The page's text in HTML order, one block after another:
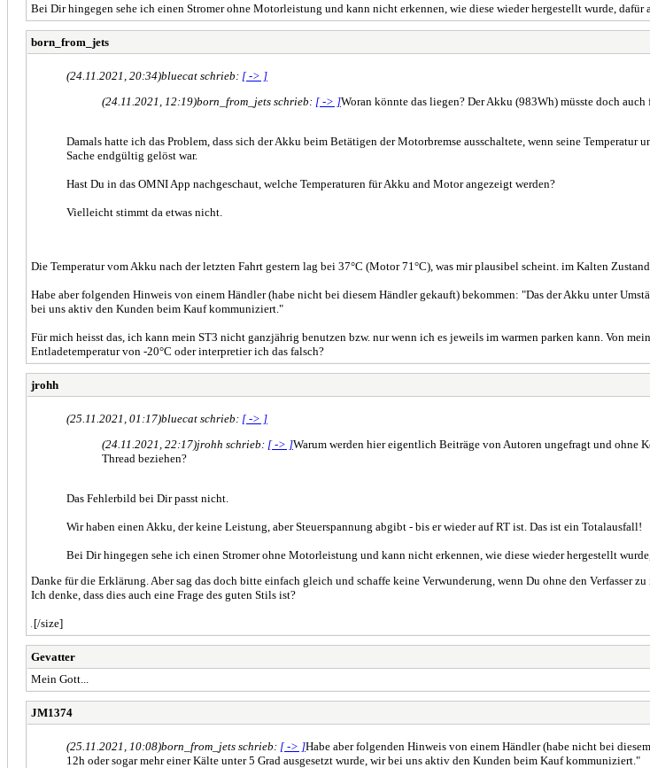
Bei Dir hingegen sehe ich einen Stromer ohne Motorleistung und kann nicht erkennen, wie diese wieder hergestellt wurde, dafür
born_from_jets
(24.11.2021, 20:34)bluecat schrieb: [ -> ]
(24.11.2021, 12:19)born_from_jets schrieb: [ -> ]Woran könnte das liegen? Der Akku (983Wh) müsste doch
Damals hatte ich das Problem, dass sich der Akku beim Betätigen der Motorbremse ausschaltete, wenn seine
Sache endgültig gelöst war.
Hast Du in das OMNI App nachgeschaut, welche Temperaturen für Akku and Motor angezeigt werden?
Vielleicht stimmt da etwas nicht.
Die Temperatur vom Akku nach der letzten Fahrt gestern lag bei 37°C (Motor 71°C), was mir plausibel scheint. im Kalten
Habe aber folgenden Hinweis von einem Händler (habe nicht bei diesem Händler gekauft) bekommen: "Das der Akku unter
bei uns aktiv den Kunden beim Kauf kommuniziert."
Für mich heisst das, ich kann mein ST3 nicht ganzjährig benutzen bzw. nur wenn ich es jeweils im warmen parken kann. Von
Entladetemperatur von -20°C oder interpretier ich das falsch?
jrohh
(25.11.2021, 01:17)bluecat schrieb: [ -> ]
(24.11.2021, 22:17)jrohh schrieb: [ -> ]Warum werden hier eigentlich Beiträge von Autoren ungefragt und ohne
Thread beziehen?
Das Fehlerbild bei Dir passt nicht.
Wir haben einen Akku, der keine Leistung, aber Steuerspannung abgibt - bis er wieder auf RT ist. Das ist ein Totalausfall!
Bei Dir hingegen sehe ich einen Stromer ohne Motorleistung und kann nicht erkennen, wie diese wieder hergestellt
Danke für die Erklärung. Aber sag das doch bitte einfach gleich und schaffe keine Verwunderung, wenn Du ohne den Verfasser
Ich denke, dass dies auch eine Frage des guten Stils ist?
[/size]
Gevatter
Mein Gott...
JM1374
(25.11.2021, 10:08)born_from_jets schrieb: [ -> ]Habe aber folgenden Hinweis von einem Händler (habe nicht bei
12h oder sogar mehr einer Kälte unter 5 Grad ausgesetzt wurde, wir bei uns aktiv den Kunden beim Kauf kommuniziert."